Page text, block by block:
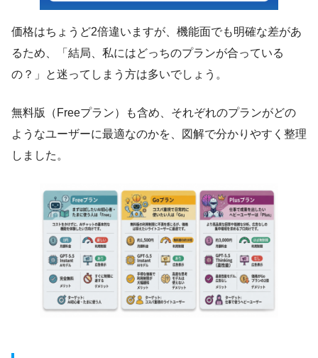
価格はちょうど2倍違いますが、機能面でも明確な差があ
るため、「結局、私にはどっちのプランが合っている
の？」と迷ってしまう方は多いでしょう。
無料版（Freeプラン）も含め、それぞれのプランがどの
ようなユーザーに最適なのかを、図解で分かりやすく整理
しました。